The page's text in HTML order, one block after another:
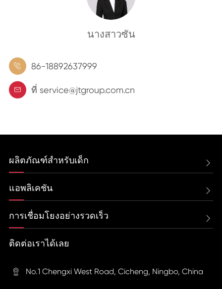
นางสาวซัน
 86-18892637999
 ที่ service@jtgroup.com.cn
ผลิตภัณฑ์สำหรับเด็ก 
แอพลิเคชัน 
การเชื่อมโยงอย่างรวดเร็ว 
ติดต่อเราได้เลย
 No.1 Chengxi West Road, Cicheng, Ningbo, China